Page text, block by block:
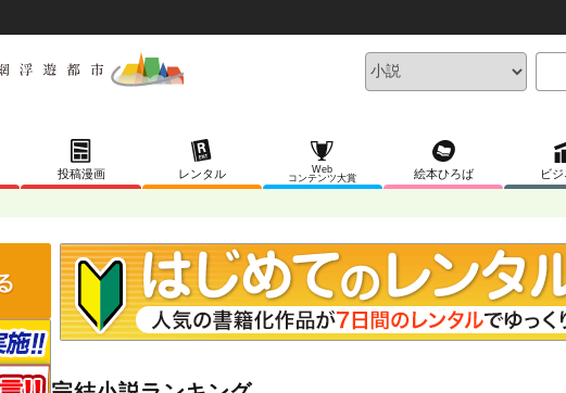
投稿漫画 レンタル
Web
コンテンツ大賞
絵本ひろば ビジ